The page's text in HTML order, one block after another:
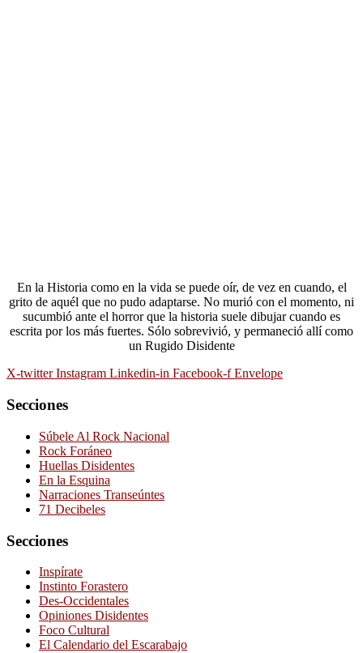
En la Historia como en la vida se puede oír, de vez en cuando, el
grito de aquél que no pudo adaptarse. No murió con el momento, ni
sucumbió ante el horror que la historia suele dibujar cuando es
escrita por los más fuertes. Sólo sobrevivió, y permaneció allí como
un Rugido Disidente
X-twitter Instagram Linkedin-in Facebook-f Envelope
Secciones
Súbele Al Rock Nacional
Rock Foráneo
Huellas Disidentes
En la Esquina
Narraciones Transeúntes
71 Decibeles
Secciones
Inspírate
Instinto Forastero
Des-Occidentales
Opiniones Disidentes
Foco Cultural
El Calendario del Escarabajo